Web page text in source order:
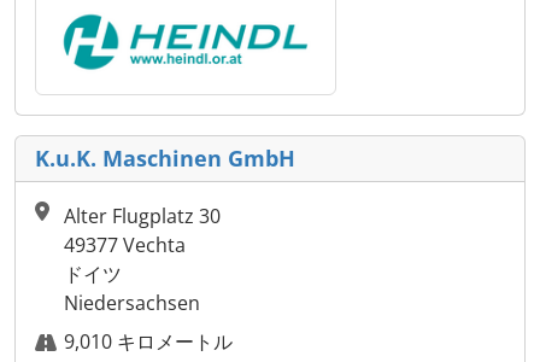
K.u.K. Maschinen GmbH
Alter Flugplatz 30
49377 Vechta
ドイツ
Niedersachsen
9,010 キロメートル